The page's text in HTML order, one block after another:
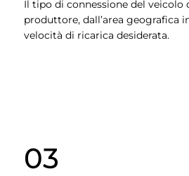
Il tipo di connessione del veicolo
produttore, dall’area geografica
velocità di ricarica desiderata.
03